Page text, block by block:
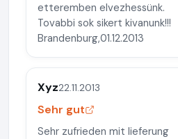
etteremben elvezhessünk.
Tovabbi sok sikert kivanunk!!!
Brandenburg,01.12.2013
Xyz22.11.2013
Sehr gut
Sehr zufrieden mit lieferung